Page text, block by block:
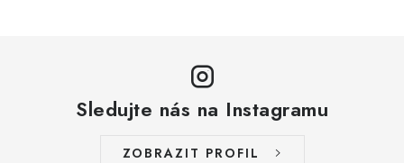
Sledujte nás na Instagramu
ZOBRAZIT PROFIL